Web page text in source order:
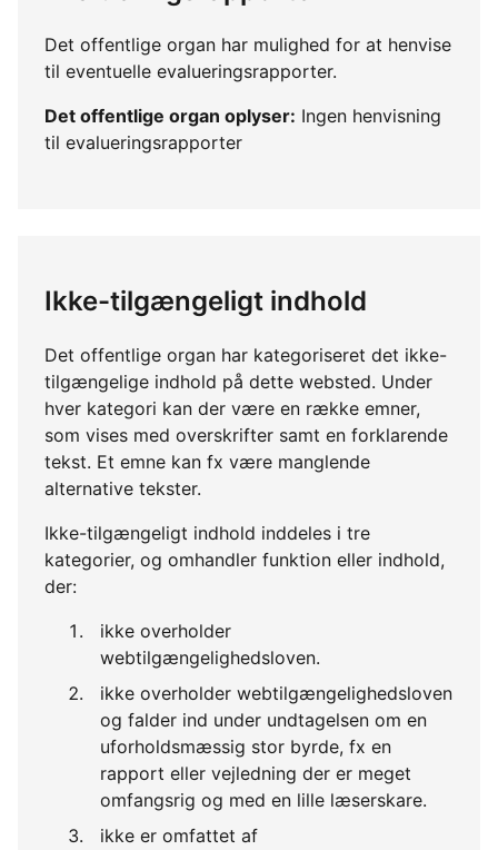
Det offentlige organ har mulighed for at henvise
til eventuelle evalueringsrapporter.
Det offentlige organ oplyser: Ingen henvisning
til evalueringsrapporter
Ikke-tilgængeligt indhold
Det offentlige organ har kategoriseret det ikke-
tilgængelige indhold på dette websted. Under
hver kategori kan der være en række emner,
som vises med overskrifter samt en forklarende
tekst. Et emne kan fx være manglende
alternative tekster.
Ikke-tilgængeligt indhold inddeles i tre
kategorier, og omhandler funktion eller indhold,
der:
ikke overholder
webtilgængelighedsloven.
ikke overholder webtilgængelighedsloven
og falder ind under undtagelsen om en
uforholdsmæssig stor byrde, fx en
rapport eller vejledning der er meget
omfangsrig og med en lille læserskare.
ikke er omfattet af